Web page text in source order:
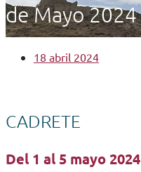
de Mayo 2024
18 abril 2024
CADRETE
Del 1 al 5 mayo 2024